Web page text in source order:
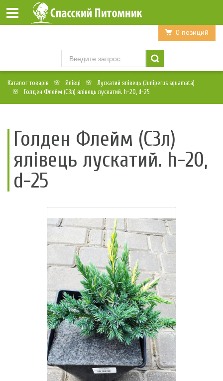
Войти Регистрация
0 позиций
Каталог товарів Ялівці
Лускатий ялівець (Juniperus squamata)
Голден Флейм (С3л) ялівець лускатий. h-20, d-25
Голден Флейм (С3л)
ялівець лускатий. h-20,
d-25